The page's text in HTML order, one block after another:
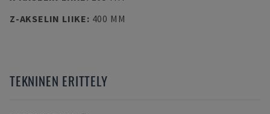
Z-AKSELIN LIIKE: 400 MM
TEKNINEN ERITTELY